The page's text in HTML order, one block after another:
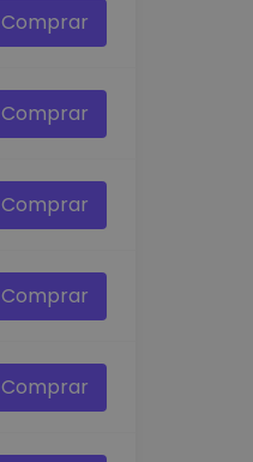
Comprar
Comprar
Comprar
Comprar
Comprar